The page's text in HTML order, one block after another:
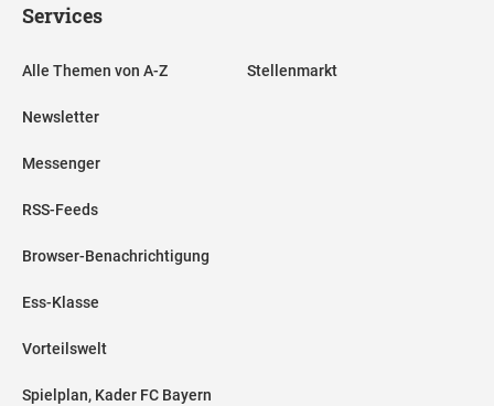
Services
Alle Themen von A-Z
Newsletter
Messenger
RSS-Feeds
Browser-Benachrichtigung
Ess-Klasse
Vorteilswelt
Spielplan, Kader FC Bayern
Stellenmarkt